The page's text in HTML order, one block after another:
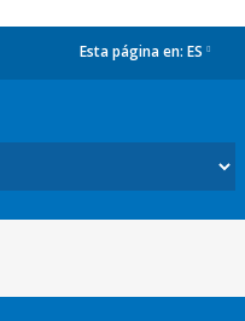
Esta página en: ES